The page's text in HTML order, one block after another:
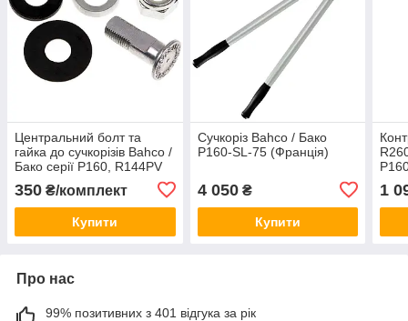
Центральний болт та
гайка до сучкорізів Bahco /
Бако серії P160, R144PV
350 ₴/комплект
Купити
Сучкоріз Bahco / Бако
P160-SL-75 (Франція)
4 050₴
Купити
1
Про нас
99% позитивних з 401 відгука за рік